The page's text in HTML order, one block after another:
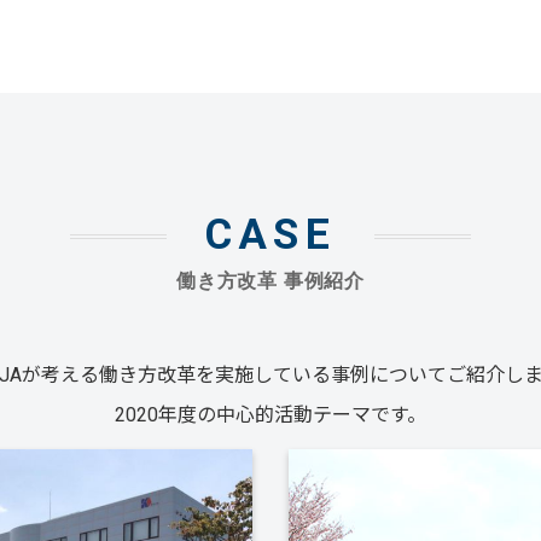
CASE
働き方改革 事例紹介
が考える働き方改革を実施している事例についてご紹介し
2020年度の中心的活動テーマです。